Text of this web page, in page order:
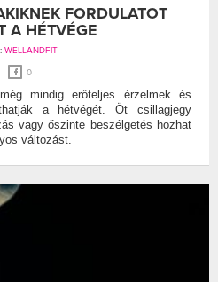
FORDULATOT
A HÉTVÉGE
WELLANDFIT
0
mindig erőteljes érzelmek és
a hétvégét. Öt csillagjegy
vagy őszinte beszélgetés hozhat
változást.